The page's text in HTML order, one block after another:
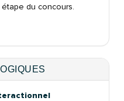
du concours.